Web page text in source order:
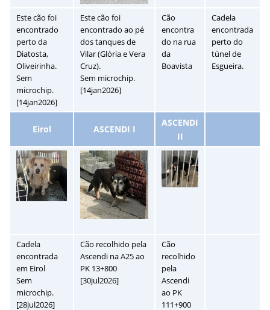
Este cão foi
encontrado
perto da
Diatosta,
Oliveirinha.
Sem
microchip.
[14jan2026]
Este cão foi
encontrado ao pé
dos tanques de
Vilar (Glória e Vera
Cruz).
Sem microchip.
[14jan2026]
Cão
encontra
do na rua
da
Boavista
Cadela
encontrada
perto do
túnel de
Esgueira.
Eirol ASCENDI I
ASCENDI
II
Cadela
encontrada
em Eirol
Sem
microchip.
[28jul2026]
Cão recolhido pela
Ascendi na A25 ao
PK 13+800
[30jul2026]
Cão
recolhido
pela
Ascendi
ao PK
111+900